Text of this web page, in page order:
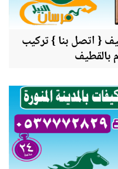
{ اتصل بنا } تركيب